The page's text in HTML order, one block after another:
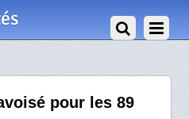
pour les 89